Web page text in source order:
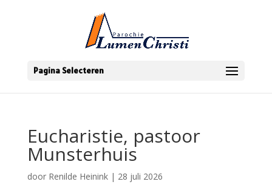
Pagina Selecteren
Eucharistie, pastoor
Munsterhuis
door Renilde Heinink| 28 juli 2026